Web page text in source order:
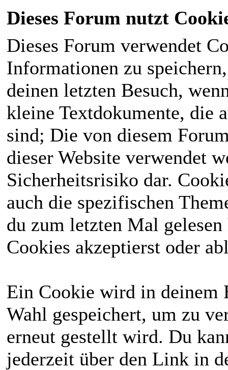
Dieses Forum nutzt
Dieses Forum verwendet
Informationen zu
deinen letzten Besuch,
kleine Textdokumente, die
sind; Die von diesem
dieser Website verwendet
Sicherheitsrisiko dar.
auch die spezifischen
du zum letzten Mal
Cookies akzeptierst oder
Ein Cookie wird in deinem
Wahl gespeichert, um zu
erneut gestellt wird. Du
jederzeit über den Link in